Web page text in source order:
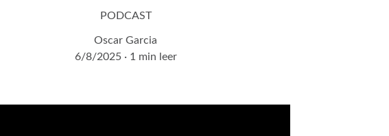
PODCAST
Oscar Garcia
6/8/2025
1 min leer